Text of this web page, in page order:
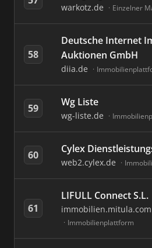
warkotz.de Einzelner
58
Deutsche Internet
Auktionen GmbH
diia.de
59 Wg Liste
wg-liste.de
60 Cylex
web2.cylex.de
61
LIFULL Connect S.L.
immobilien.mitula.com
Immobilienplattform